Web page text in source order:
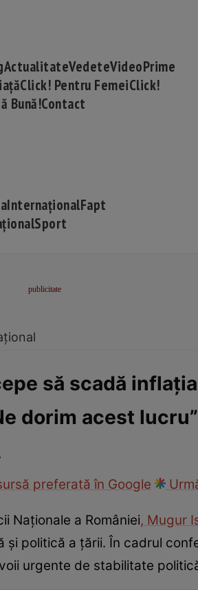
ActualitateVedeteVideoPrime
Click! Pentru FemeiClick!
Bună!Contact
InternaționalFapt
Sport
să scadă
dorim acest lucru”
preferată în Google
Naționale a României, Mugur
și politică a țării. În cadrul
urgente de stabilitate